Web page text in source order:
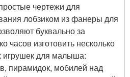
чертежи для
лобзиком из фанеры для
буквально за
часов изготовить несколько
игрушек для малыша:
пирамидок, мобилей над